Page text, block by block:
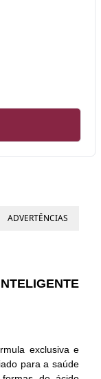
ADVERTÊNCIAS
exclusiva e
para a saúde